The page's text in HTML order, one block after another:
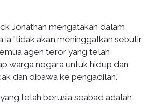
Jonathan mengatakan dalam
ia "tidak akan meninggalkan sebutir
agen teror yang telah
warga negara untuk hidup dan
dan dibawa ke pengadilan."
telah berusia seabad adalah